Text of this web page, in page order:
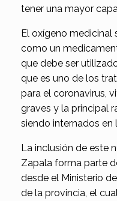
tener una mayor
El oxígeno
como un
que debe ser
que es uno de los
para el coronavirus,
graves y la principal
siendo internados en
La inclusión de este
Zapala forma parte
desde el Ministerio
de la provincia, el